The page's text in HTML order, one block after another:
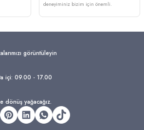
deneyiminiz bizim için önemli.
görüntüleyin
içi: 09.00 - 17.00
dönüş yağacağız.